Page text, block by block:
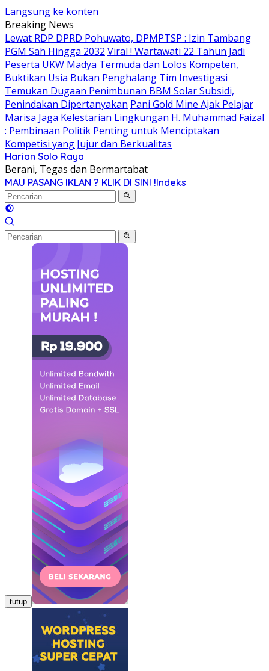
Langsung ke konten
Breaking News
Lewat RDP DPRD Pohuwato, DPMPTSP : Izin Tambang
PGM Sah Hingga 2032 Viral ! Wartawati 22 Tahun Jadi
Peserta UKW Madya Termuda dan Lolos Kompeten,
Buktikan Usia Bukan Penghalang Tim Investigasi
Temukan Dugaan Penimbunan BBM Solar Subsidi,
Penindakan Dipertanyakan Pani Gold Mine Ajak Pelajar
Marisa Jaga Kelestarian Lingkungan H. Muhammad Faizal
: Pembinaan Politik Penting untuk Menciptakan
Kompetisi yang Jujur dan Berkualitas
Harian Solo Raya
Berani, Tegas dan Bermartabat
MAU PASANG IKLAN ? KLIK DI SINI !Indeks
tutup